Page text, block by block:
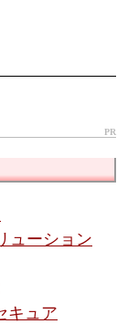
PR
ューション
キュア